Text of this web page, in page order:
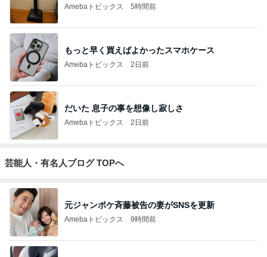
Amebaトピックス 5時間前
もっと早く買えばよかったスマホケース
Amebaトピックス 2日前
だいた 息子の事を想像し寂しさ
Amebaトピックス 2日前
芸能人・有名人ブログ TOPへ
元ジャンポケ斉藤被告の妻がSNSを更新
Amebaトピックス 9時間前